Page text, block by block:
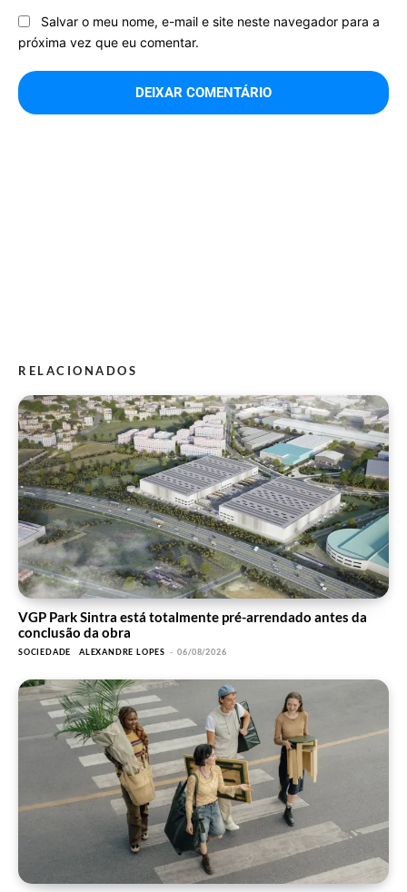
Salvar o meu nome, e-mail e site neste navegador para a
próxima vez que eu comentar.
RELACIONADOS
VGP Park Sintra está totalmente pré-arrendado antes da
conclusão da obra
SOCIEDADE ALEXANDRE LOPES - 06/08/2026